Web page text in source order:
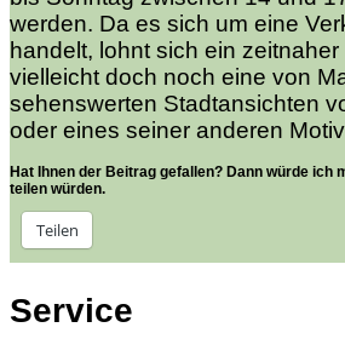
werden. Da es sich um eine
handelt, lohnt sich ein
vielleicht doch noch eine von
sehenswerten Stadtansichten
oder eines seiner anderen
Hat Ihnen der Beitrag gefallen? Dann würde ich
teilen würden.
Teilen
Service